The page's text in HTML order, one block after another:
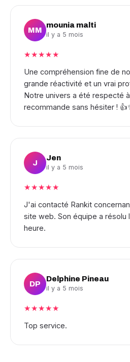
MM
mounia malti
il y a 5 mois
★★★★★
Une compréhension fine de
grande réactivité et un vrai
Notre univers a été respecté
recommande sans hésiter !
J
Jen
il y a 5 mois
★★★★★
J'ai contacté Rankit
site web. Son équipe a résolu
heure.
DP
Delphine Pineau
il y a 5 mois
★★★★★
Top service.